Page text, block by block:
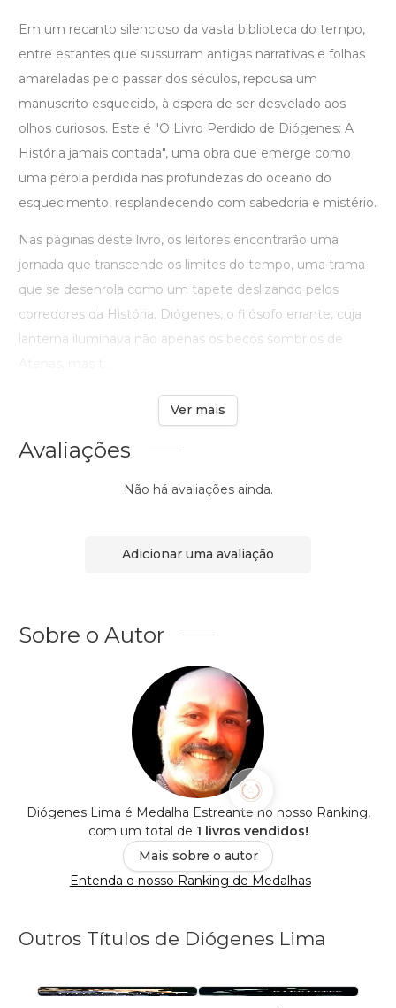
Em um recanto silencioso da vasta biblioteca do tempo,
entre estantes que sussurram antigas narrativas e folhas
amareladas pelo passar dos séculos, repousa um
manuscrito esquecido, à espera de ser desvelado aos
olhos curiosos. Este é "O Livro Perdido de Diógenes: A
História jamais contada", uma obra que emerge como
uma pérola perdida nas profundezas do oceano do
esquecimento, resplandecendo com sabedoria e mistério.
Nas páginas deste livro, os leitores encontrarão uma
jornada que transcende os limites do tempo, uma trama
que se desenrola como um tapete deslizando pelos
corredores da História. Diógenes, o filósofo errante, cuja
lanterna iluminava não apenas os becos sombrios de
Ver mais
Avaliações
Não há avaliações ainda.
Adicionar uma avaliação
Sobre o Autor
Diógenes Lima é Medalha Estreante no nosso Ranking,
com um total de 1 livros vendidos!
Mais sobre o autor
Entenda o nosso Ranking de Medalhas
Outros Títulos de Diógenes Lima